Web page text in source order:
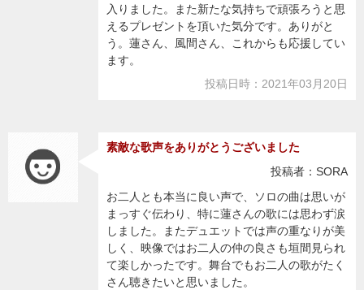
入りました。また新たな気持ちで頑張ろうと思
えるプレゼントを頂いた気分です。ありがと
う。蓮さん、風間さん、これからも応援してい
ます。
投稿日時：2021年03月20日
素敵な歌声をありがとうございました
投稿者：SORA
お二人とも本当に良い声で、ソロの曲は思いが
まっすぐ伝わり、特に蓮さんの歌には思わず涙
しました。またデュエットでは声の重なりが美
しく、映像ではお二人の仲の良さも垣間見られ
て楽しかったです。舞台でもお二人の歌がたく
さん聴きたいと思いました。